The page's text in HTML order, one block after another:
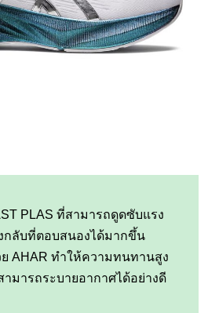
PLAS ที่สามารถดูดซับแรง
กลับที่ตอบสนองได้มากขึ้น
AHAR ทำให้ความทนทานสูง
ามารถระบายอากาศได้อย่างดี